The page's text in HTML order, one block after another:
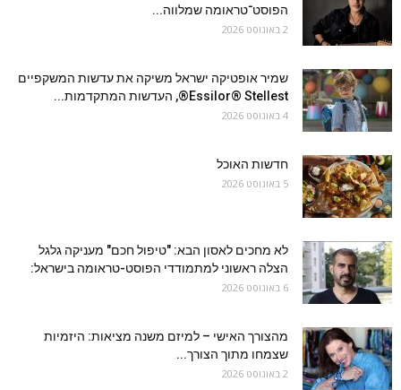
הפוסט־טראומה שמלווה...
2 באוגוסט 2026
שמיר אופטיקה ישראל משיקה את עדשות המשקפיים
Essilor® Stellest®, העדשות המתקדמות...
4 באוגוסט 2026
חדשות האוכל
5 באוגוסט 2026
לא מחכים לאסון הבא: "טיפול חכם" מעניקה גלגל
הצלה ראשוני למתמודדי הפוסט-טראומה בישראל:
6 באוגוסט 2026
מהצורך האישי – למיזם משנה מציאות: היזמיות
שצמחו מתוך הצורך...
2 באוגוסט 2026